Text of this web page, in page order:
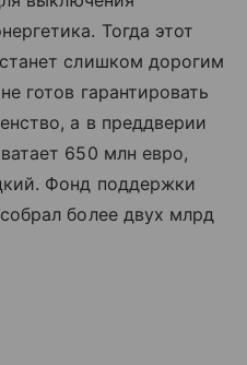
Тогда этот
слишком дорогим
готов гарантировать
а в преддверии
650 млн евро,
Фонд поддержки
более двух млрд